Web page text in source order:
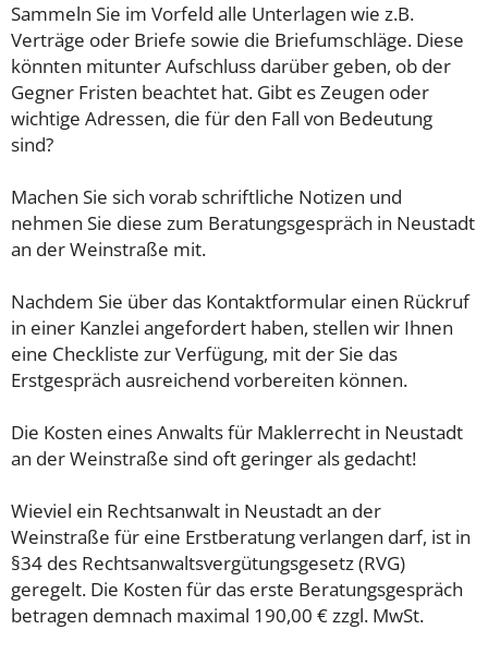
Sammeln Sie im Vorfeld alle Unterlagen wie z.B.
Verträge oder Briefe sowie die Briefumschläge. Diese
könnten mitunter Aufschluss darüber geben, ob der
Gegner Fristen beachtet hat. Gibt es Zeugen oder
wichtige Adressen, die für den Fall von Bedeutung
sind?
Machen Sie sich vorab schriftliche Notizen und
nehmen Sie diese zum Beratungsgespräch in Neustadt
an der Weinstraße mit.
Nachdem Sie über das Kontaktformular einen Rückruf
in einer Kanzlei angefordert haben, stellen wir Ihnen
eine Checkliste zur Verfügung, mit der Sie das
Erstgespräch ausreichend vorbereiten können.
Die Kosten eines Anwalts für Maklerrecht in Neustadt
an der Weinstraße sind oft geringer als gedacht!
Wieviel ein Rechtsanwalt in Neustadt an der
Weinstraße für eine Erstberatung verlangen darf, ist in
§34 des Rechtsanwaltsvergütungsgesetz (RVG)
geregelt. Die Kosten für das erste Beratungsgespräch
betragen demnach maximal 190,00 € zzgl. MwSt.